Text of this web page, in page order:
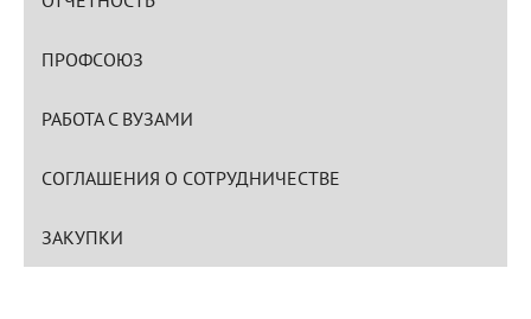
ПРОФСОЮЗ
РАБОТА С ВУЗАМИ
СОГЛАШЕНИЯ О СОТРУДНИЧЕСТВЕ
ЗАКУПКИ